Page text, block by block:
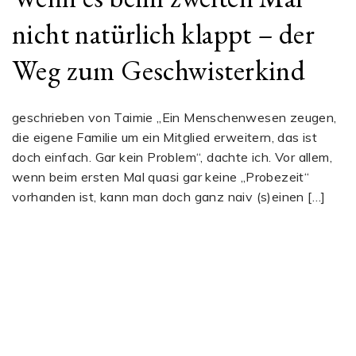
nicht natürlich klappt – der
Weg zum Geschwisterkind
geschrieben von Taimie „Ein Menschenwesen zeugen,
die eigene Familie um ein Mitglied erweitern, das ist
doch einfach. Gar kein Problem“, dachte ich. Vor allem,
wenn beim ersten Mal quasi gar keine „Probezeit“
vorhanden ist, kann man doch ganz naiv (s)einen […]